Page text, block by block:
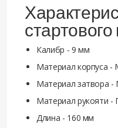
Калибр - 9 мм
Материал корпуса -
Материал затвора -
Материал рукояти -
Длина - 160 мм